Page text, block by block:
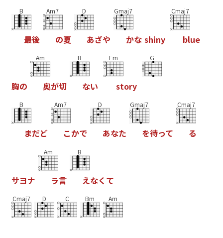
B
最後
Am7
の夏
D
あざや
Gmaj7
かな shiny
Cmaj7
blue
胸の
Am
奥が切
B
ない
Em
story
G
B
まだど
Am7
こかで
D
あなた
Gmaj7
を待って
Cmaj7
る
サヨナ
Am
ラ言
B
えなく て
Cmaj7 D C Bm Am